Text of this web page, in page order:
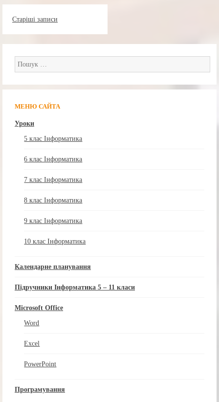
записами
Старіші записи
Пошук:
МЕНЮ САЙТА
Уроки
5 клас Інформатика
6 клас Інформатика
7 клас Інформатика
8 клас Інформатика
9 клас Інформатика
10 клас Інформатика
Календарне планування
Підручники Інформатика 5 – 11 класи
Microsoft Office
Word
Excel
PowerPoint
Програмування